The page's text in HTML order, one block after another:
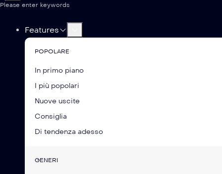
Please enter keywords
Features
POPOLARE
In primo piano
I più popolari
Nuove uscite
Consiglia
Di tendenza adesso
GENERI